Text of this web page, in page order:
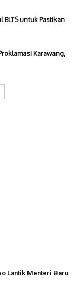
BLTS untuk Pastikan
Karawang,
Lantik Menteri Baru